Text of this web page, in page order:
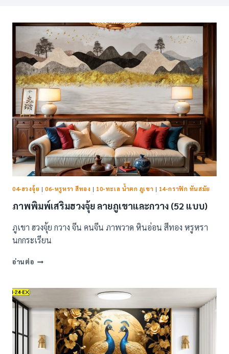
04-ฮวงจุ้ย |06-หรูหรา สีทอง | 10-ทะเล น้ำตก ภูเขา | 14-กราฟิก ทันสมัย
ภาพพิมพ์เสริมฮวงจุ้ย ลายภูเขาและกวาง (52 แบบ)
ภูเขา ฮวงจุ้ย กวาง จีน คนจีน ภาพวาด หินอ่อน สีทอง หรูหรา
นกกระเรียน
อ่านต่อภาพ
ริม
วง
ภูเขา
และ